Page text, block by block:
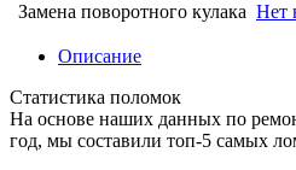
Замена поворотного кулака Нет
Описание
Статистика поломок
На основе наших данных по
год, мы составили топ-5 самых